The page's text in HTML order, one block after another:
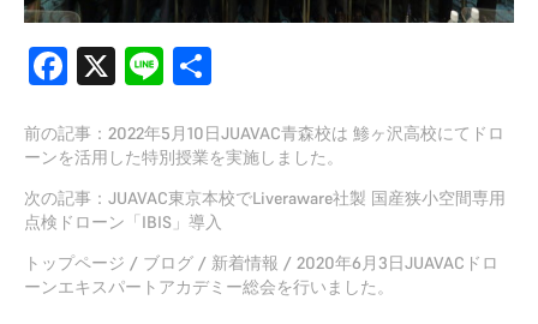
Facebook
X Line
前の記事： 2022年5月10日JUAVAC青森校は 鯵ヶ沢高校にてドロ
ーンを活用した特別授業を実施しました。
次の記事： JUAVAC東京本校でLiveraware社製 国産狭小空間専用
点検ドローン「IBIS」導入
トップページ / ブログ / 新着情報 / 2020年6月3日JUAVACドロ
ーンエキスパートアカデミー総会を行いました。